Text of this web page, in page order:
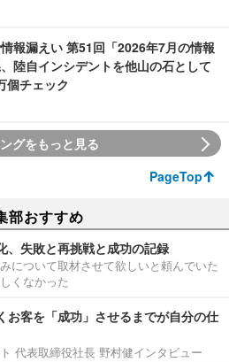
報漏えい 第51回「2026年7月の情報
陸自インシデントを他山の石として
個チェック
グをもっと見る
PageTop
部おすすめ
、失敗と再挑戦と成功の記録
について取材させて欲しいと頼んでいた
くなかった
お客を「成功」させるまでが自分の仕
代表取締役社長 野村健インタビュー